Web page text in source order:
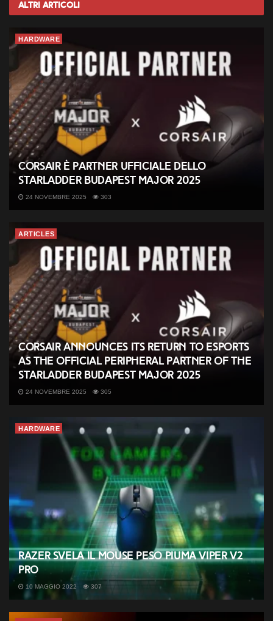
Altri Articoli
HARDWARE
CORSAIR è partner ufficiale dello
StarLadder Budapest Major 2025
24 NOVEMBRE 2025 303
ARTICLES
CORSAIR Announces its Return to Esports
as the Official Peripheral Partner of the
StarLadder Budapest Major 2025
24 NOVEMBRE 2025 305
HARDWARE
Razer svela il mouse peso piuma Viper V2
Pro
10 MAGGIO 2022 307